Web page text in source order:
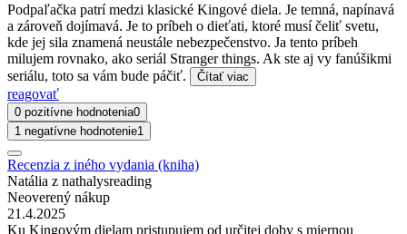
Podpaľačka patrí medzi klasické Kingové diela. Je temná, napínavá
a zároveň dojímavá. Je to príbeh o dieťati, ktoré musí čeliť svetu,
kde jej sila znamená neustále nebezpečenstvo. Ja tento príbeh
milujem rovnako, ako seriál Stranger things. Ak ste aj vy fanúšikmi
seriálu, toto sa vám bude páčiť.
Čítať viac
reagovať
0 pozitívne hodnotenia0
1 negatívne hodnotenie1
Recenzia z iného vydania (kniha)
Natália z nathalysreading
Neoverený nákup
21.4.2025
Ku Kingovým dielam pristupujem od určitej doby s miernou